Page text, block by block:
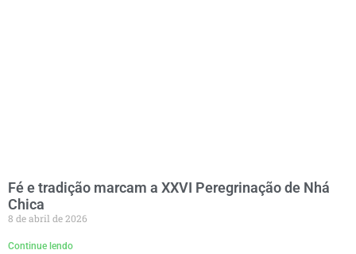
Fé e tradição marcam a XXVI Peregrinação de Nhá
Chica
8 de abril de 2026
Continue lendo